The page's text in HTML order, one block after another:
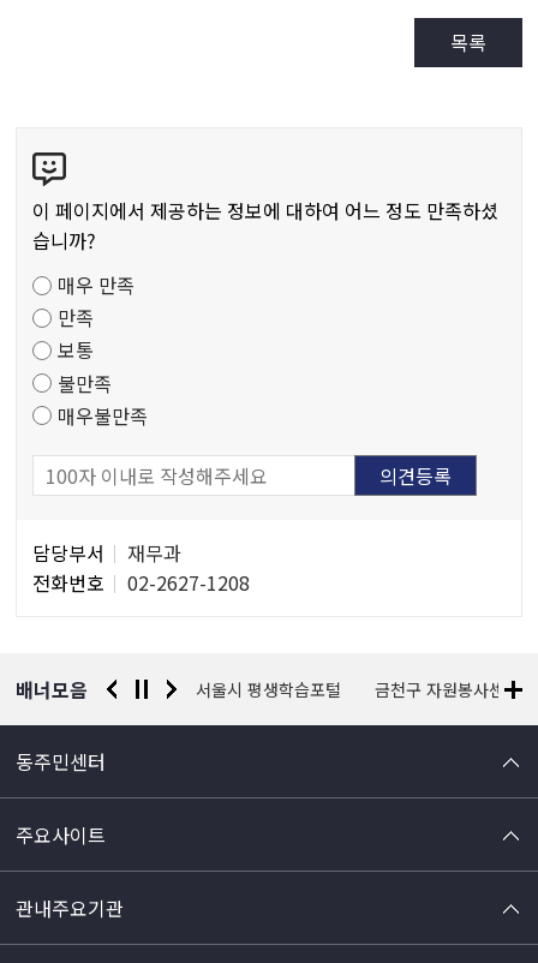
목록
텐
츠
만
도
조
사
이 페이지에서 제공하는 정보에 대하여 어느 정도 만족하셨
습니까?
매우 만족
만족
보통
불만족
매우불만족
당
자
담당부서
재무과
전화번호
02-2627-1208
배너모음
찰청 유실물 통합포털 서울시 평생학습포털 금천구 자원봉사센터
동주민센터
주요사이트
관내주요기관